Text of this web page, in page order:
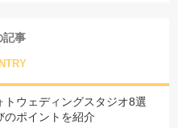
記事
トウェディングスタジオ8選
のポイントを紹介